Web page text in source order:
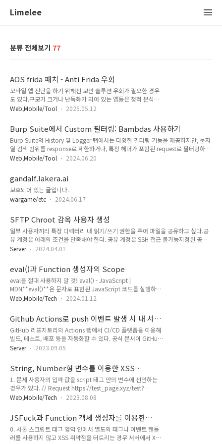
Limelee
분류 전체보기 77
AOS frida 패치 - Anti Frida 우회
모바일 앱 진단을 하기 위해선 보안 솔루션 우회가 필요한 경우
도 있다.규모가 크거나 난독화가 되어 있는 앱들은 정적 분석만
으로 보기 힘들어서 동적 분석도 겸한다. 이 때 자주 사용하는 게
까 요즘에는 Anti Frida가 적용된 앱들이 많아졌다. 결국 이것도
우회를 할 수 있다면 할 수 있는데 문제는 날이 갈수록 탐지 로직
들이 괴랄해진다.에러 메세지도 안 띄워주고 칼같이 죽여버리는
가하면 동적으로 클래스를 호출하기도 하고 .so파일이 앱 실행
할 때 생성되고 지워져 라이브러리 분석을 하기 어렵게 하기도
https://hackcatml.tistory.com/96 Frida Detection Bypa..
Web,Mobile/Tool 2025.05.12
Burp Suite에서 Custom 필터링: Bambdas 사용하기
Burp Suite의 History 및 Logger 탭에서는 다양한 필터링 기능을 제공하지만, 문자
열 검색 범위를 response로 제한하거나, 특정 헤더가 포함된 request로 필터링하고
싶을 때 아쉬운 부분이 있다.이런 경우에 유용한 기능이 Bambdas. Fiddler Classic
필터를 작성할 수 있다. Montoya API를 기반으로 작성하고, 메소드 등은 공식 홈페
이지 문서 페이지에서 확인 가능하다. 예시로 response에서만 특정 문자열을 검색
하려면 다음과 같은 코드를 작성할 수 있다. if (re..
Web,Mobile/Tool 2024.06.20
gandalf.lakera.ai
보호되어 있는 글입니다.
wargame/etc
2024.06.17
SFTP Chroot 감옥 사용자 생성
일부 사용자끼리 특정 디렉터리 내 읽기/쓰기 권한을 주어 파일을 공유하고 싶다.공
유 계정은 아래의 조건을 만족해야 한다. 공유 계정은 SSH 접근 불가능지정된 공유
디렉터리 상위로 이동 불가SSH 서버의 sshd_config 설정을 통해 어렵지 않게 구현
경우 nologin으로 설정한다.$ useradd share$ passwd share$ vi
/etc/passwdshare:x:1010:1010::/home/share:/usr/sbin/nologin 2. sftp &
Chroot 적용아래의 sshd_config 설정을 적용하면 ssh로 쉘에 접근 할 수 없다.$ vi
/etc/ssh/sshd_configSubsystem..
Server 2024.04.01
eval()과 Function 생성자의 Scope
eval을 절대 사용하지 말 것! eval() - JavaScript |
MDN**eval()**은 문자로 표현된 JavaScript 코드를 실행하는
함수입니다.developer.mozilla.org eval()은 인자로 받은 코드
로는 실현할 수 없는 공격이 가능합니다. 라고 작성되어있는데
정확히 이게 무슨 소린가 싶다. 그래서 좀 찾아봤다. 자바스크립
트에는 스코프(Scope)라는게 있는데 전역 스코프, 블록 스코프,
함수 스코프가 존재한다. JavaScript ScopeW3Schools
offers free online tutorials, references and exercises in all
Web,Mobile/Tech 2024.01.12
Github Actions로 push 이벤트 발생 시 내 서
버로 배포 자동화하기
GitHub 리포지토리의 Actions 탭에서 CI/CD 플랫폼을 이용해
빌드, 테스트, 배포 등을 자동화할 수 있다. 공식 문서이 GitHub
Actions를 이용해 특정 브랜치에 push 이벤트가 발생할 때 설
Actions 설정 리포지토리의 Actions 탭을 클릭하면 자동화된 워
크플로우를 설정할 수 있다. "Set up a workflow yourself"
옵션을 선택하여 직접 작성할 수 있다. GitHub Actions의 워크
플로우는 YAML 파일로 작성되며, 공식 문서를 참고하여 문법을
확인할 수 있다. Workflow syntax for GitHub Actions -
Server 2023.09.05
String, Number형 변수를 이용한 XSS
Bypass
1. 문제 사용자의 입력 값을 script 태그 안의 변수에 선언하는
경우가 있다. // Request https://test_page.xyz/test?
code=CODE&mode=ACD&value=test&count=1&dept=0
Response 필터링이 미흡할 경우 사용자 입력 값에 악의적인 스
크립트를 넣어 실행할 수 있다. 그래서 필터링을 적용해보았다.
탐지하는 문자는 다음과 같고 탐지하는 문자를 사용 시 페이지
자체가 차단되도록 했다. ' " ` %0d %0a ; %20 () [] {} . + -
Web,Mobile/Tech 2023.08.08
JSFuck과 Function 객체 생성자를 이용한
XSS Bypass
0. 서론 스크립트 태그 영역 안에서 별도의 태그나 이벤트 핸들
러를 사용하지 않고 XSS 취약점을 터트리는 경우 서버에서 XSS